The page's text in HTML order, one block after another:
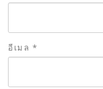
อีเมล *